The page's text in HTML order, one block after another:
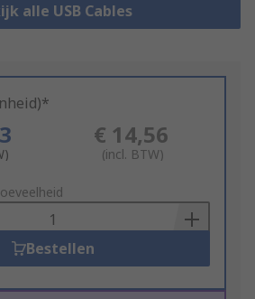
alle USB Cables
€ 14,56
(incl. BTW)
Bestellen